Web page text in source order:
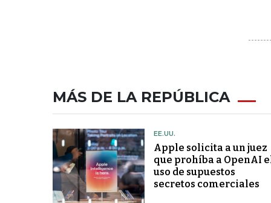
MÁS DE LA REPÚBLICA
EE.UU.
Apple solicita a un juez
que prohíba a OpenAI
uso de supuestos
secretos comerciales